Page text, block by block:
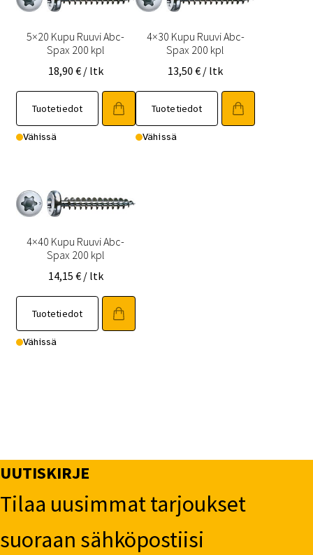
5×20 Kupu Ruuvi Abc-
Spax 200 kpl
18,90 € / ltk
Tuotetiedot
Vähissä
4×30 Kupu Ruuvi Abc-
Spax 200 kpl
13,50€ / ltk
Tuotetiedot
Vähissä
4×40 Kupu Ruuvi Abc-
Spax 200 kpl
14,15 € / ltk
Tuotetiedot
Vähissä
UUTISKIRJE
Tilaa uusimmat tarjoukset
suoraan sähköpostiisi